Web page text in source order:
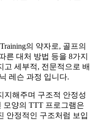
의 약자로, 골프의
른 대처 방법 등을 8가지
고 세부적, 전문적으로 배
레슨 과정 입니다.
지해주며 구조적 안정성
모양의 TTT 프로그램은
안정적인 구조처럼 보입